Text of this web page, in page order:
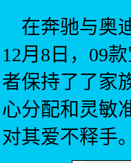
在奔驰与奥
12月8日， 09款
者保持了了家
心分配和灵敏
对其爱不释手。